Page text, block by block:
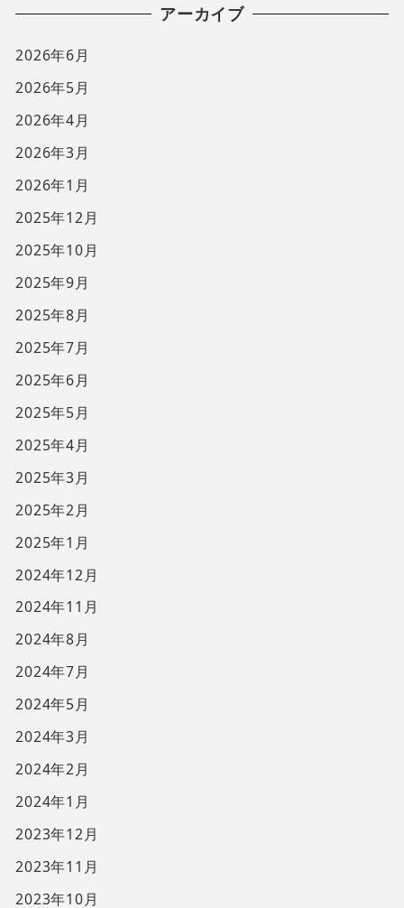
アーカイブ
2026年6月
2026年5月
2026年4月
2026年3月
2026年1月
2025年12月
2025年10月
2025年9月
2025年8月
2025年7月
2025年6月
2025年5月
2025年4月
2025年3月
2025年2月
2025年1月
2024年12月
2024年11月
2024年8月
2024年7月
2024年5月
2024年3月
2024年2月
2024年1月
2023年12月
2023年11月
2023年10月